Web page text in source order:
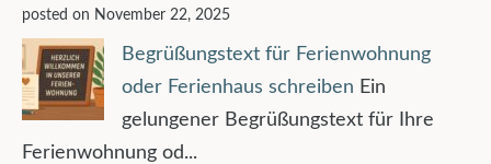
posted on November 22, 2025
Begrüßungstext für Ferienwohnung
oder Ferienhaus schreiben Ein
gelungener Begrüßungstext für Ihre
Ferienwohnung od...